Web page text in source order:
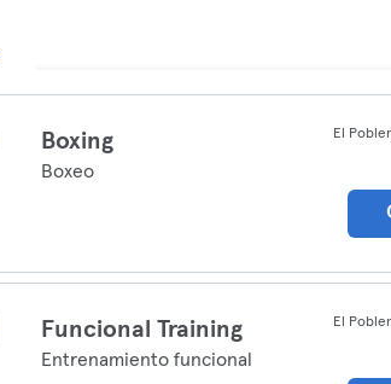
Boxing
Boxeo
El
Funcional Training
Entrenamiento funcional
El